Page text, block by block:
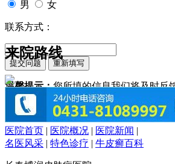
男 女
联系方式：
温馨提示：您所填的信息我们将及时反
于您的个人信息我们承诺绝对保密！请
来院路线
医院首页 | 医院概况 | 医院新闻 |
名医风采 | 特色诊疗 | 牛皮癣百科